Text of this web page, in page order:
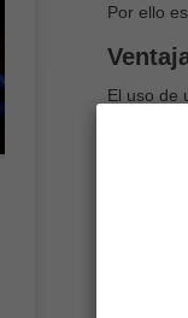
Por ello
El uso de
Una de
Esto